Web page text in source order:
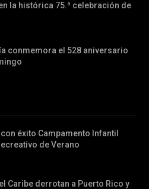
la histórica 75.ª celebración de
conmemora el 528 aniversario
con éxito Campamento Infantil
de Verano
Caribe derrotan a Puerto Rico y